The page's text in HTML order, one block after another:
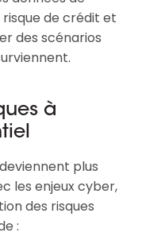
de crédit et
des scénarios
à
plus
les enjeux cyber,
des risques
: